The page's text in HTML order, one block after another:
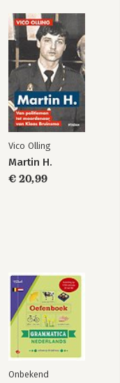
Ki - Kracht van
binnenuit
Vico Olling
Martin H.
€ 20,99
Onbekend